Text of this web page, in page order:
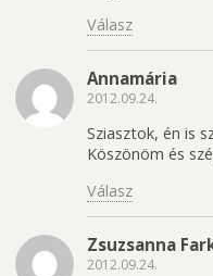
Válasz
Annamária
2012.09.24.
Sziasztok, én is
Köszönöm és
Válasz
Zsuzsanna
2012.09.24.